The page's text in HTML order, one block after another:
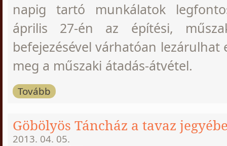
napig tartó munkálatok
április 27-én az építési,
befejezésével várhatóan
meg a műszaki átadás-átvétel.
Tovább
Göbölyös Táncház a tavaz
2013. 04. 05.